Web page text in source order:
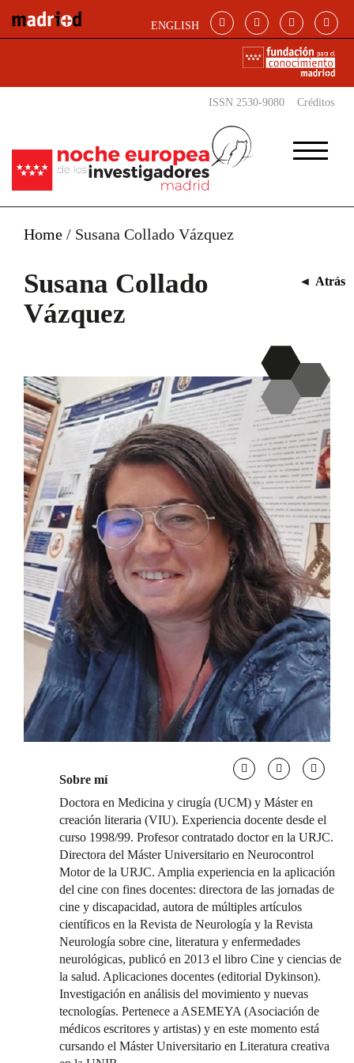
ENGLISH
ISSN 2530-9080 Créditos
Home / Susana Collado Vázquez
Susana Collado
Vázquez
◄ Atrás
Sobre mí
Doctora en Medicina y cirugía (UCM) y Máster en
creación literaria (VIU). Experiencia docente desde el
curso 1998/99. Profesor contratado doctor en la URJC.
Directora del Máster Universitario en Neurocontrol
Motor de la URJC. Amplia experiencia en la aplicación
del cine con fines docentes: directora de las jornadas de
cine y discapacidad, autora de múltiples artículos
científicos en la Revista de Neurología y la Revista
Neurología sobre cine, literatura y enfermedades
neurológicas, publicó en 2013 el libro Cine y ciencias de
la salud. Aplicaciones docentes (editorial Dykinson).
Investigación en análisis del movimiento y nuevas
tecnologías. Pertenece a ASEMEYA (Asociación de
médicos escritores y artistas) y en este momento está
cursando el Máster Universitario en Literatura creativa